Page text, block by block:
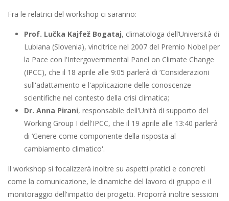
Fra le relatrici del workshop ci saranno:
Prof. Lučka Kajfež Bogataj, climatologa dell’Università di
Lubiana (Slovenia), vincitrice nel 2007 del Premio Nobel per
la Pace con l'Intergovernmental Panel on Climate Change
(IPCC), che il 18 aprile alle 9:05 parlerà di ‘Considerazioni
sull'adattamento e l'applicazione delle conoscenze
scientifiche nel contesto della crisi climatica;
Dr. Anna Pirani, responsabile dell'Unità di supporto del
Working Group I dell'IPCC, che il 19 aprile alle 13:40 parlerà
di ‘Genere come componente della risposta al
cambiamento climatico'.
Il workshop si focalizzerà inoltre su aspetti pratici e concreti
come la comunicazione, le dinamiche del lavoro di gruppo e il
monitoraggio dell'impatto dei progetti. Proporrà inoltre sessioni